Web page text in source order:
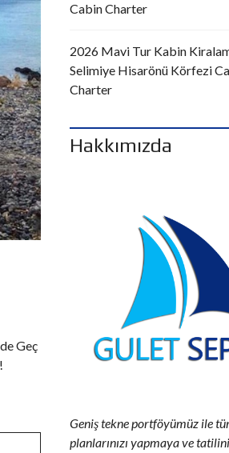
Geç
Cabin Charter
2026 Mavi Tur Kabin
Selimiye Hisarönü Körfezi
Charter
Hakkımızda
Geniş tekne portföyümüz ile
planlarınızı yapmaya ve